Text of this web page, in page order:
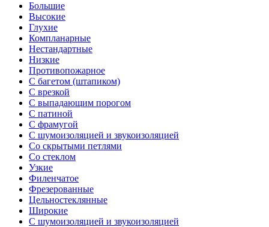
Большие
Высокие
Глухие
Компланарные
Нестандартные
Низкие
Противопожарное
С багетом (штапиком)
С врезкой
С выпадающим порогом
С патиной
С фрамугой
С шумоизоляцией и звукоизоляцией
Со скрытыми петлями
Со стеклом
Узкие
Филенчатое
Фрезерованные
Цельностеклянные
Широкие
С шумоизоляцией и звукоизоляцией